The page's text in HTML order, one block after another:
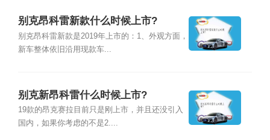
别克昂科雷新款什么时候上市?
别克昂科雷新款是2019年上市的：1、外观方面，
新车整体依旧沿用现款车...
别克新昂科雷什么时候上市?
19款的昂克赛拉目前只是刚上市，并且还没引入
国内，如果你考虑的不是2....